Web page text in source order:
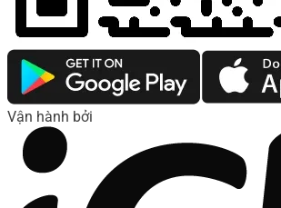
Vận hành bởi